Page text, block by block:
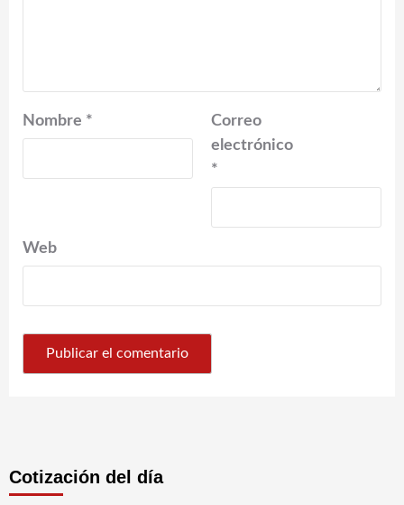
Nombre *
Correo
electrónico
*
Web
Cotización del día